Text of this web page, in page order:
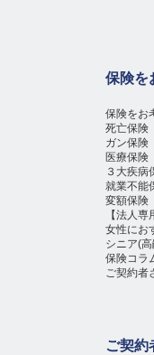
保険を
保険をお
死亡保険
ガン保険
医療保険
３大疾病
就業不能
変額保険
【法人
女性にお
シニア(
保険コラ
ご契約者
ご契約